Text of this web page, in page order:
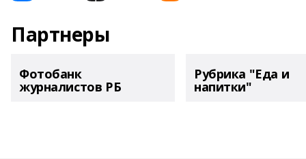
Партнеры
Фотобанк
журналистов РБ
Рубрика "Еда и
напитки"